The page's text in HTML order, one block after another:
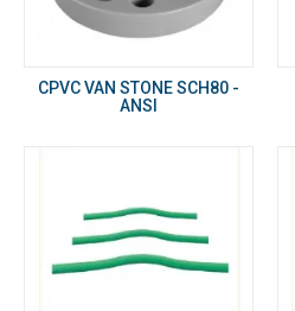
CPVC VAN STONE SCH80 -
ANSI